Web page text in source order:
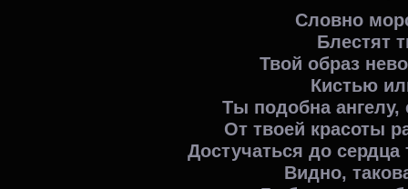
Словно
Блестят
Твой образ
Кистью
Ты подобна
От твоей красоты
Достучаться до
Видно,